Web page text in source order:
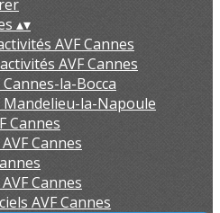
▴▾
AVF Cannes
AVF Cannes
la-Bocca
Mandelieu-la-Napoule
Cannes
Cannes
Cannes
AVF Cannes